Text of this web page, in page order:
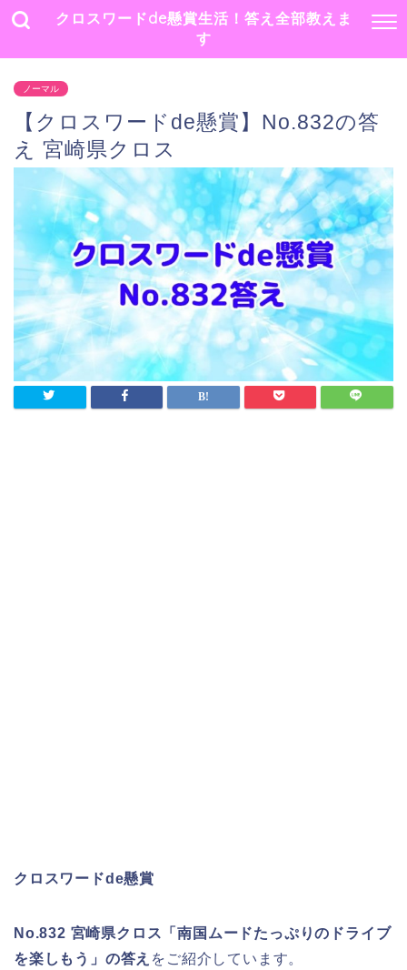
クロスワードde懸賞生活！答え全部教えま
す
ノーマル
【クロスワードde懸賞】No.832の答
え 宮崎県クロス
クロスワードde懸賞
No.832 宮崎県クロス「南国ムードたっぷりのドライブ
を楽しもう」の答え をご紹介しています。